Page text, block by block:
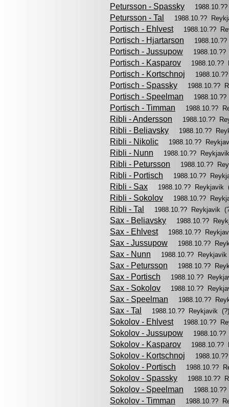
Petursson - Spassky
Petursson - Tal 1988.10.??
Portisch - Ehlvest 1988.10.??
Portisch - Hjartarson
Portisch - Jussupow
Portisch - Kasparov
Portisch - Kortschnoj
Portisch - Spassky 1988.10.??
Portisch - Speelman
Portisch - Timman 1988.10.??
Ribli - Andersson 1988.10.??
Ribli - Beliavsky 1988.10.??
Ribli - Nikolic 1988.10.??
Ribli - Nunn 1988.10.??
Ribli - Petursson 1988.10.??
Ribli - Portisch 1988.10.??
Ribli - Sax 1988.10.??
Ribli - Sokolov 1988.10.??
Ribli - Tal 1988.10.?? Reykjavik
Sax - Beliavsky 1988.10.??
Sax - Ehlvest 1988.10.??
Sax - Jussupow 1988.10.??
Sax - Nunn 1988.10.??
Sax - Petursson 1988.10.??
Sax - Portisch 1988.10.??
Sax - Sokolov 1988.10.??
Sax - Speelman 1988.10.??
Sax - Tal 1988.10.?? Reykjavik
Sokolov - Ehlvest 1988.10.??
Sokolov - Jussupow
Sokolov - Kasparov
Sokolov - Kortschnoj
Sokolov - Portisch 1988.10.??
Sokolov - Spassky 1988.10.??
Sokolov - Speelman
Sokolov - Timman 1988.10.??